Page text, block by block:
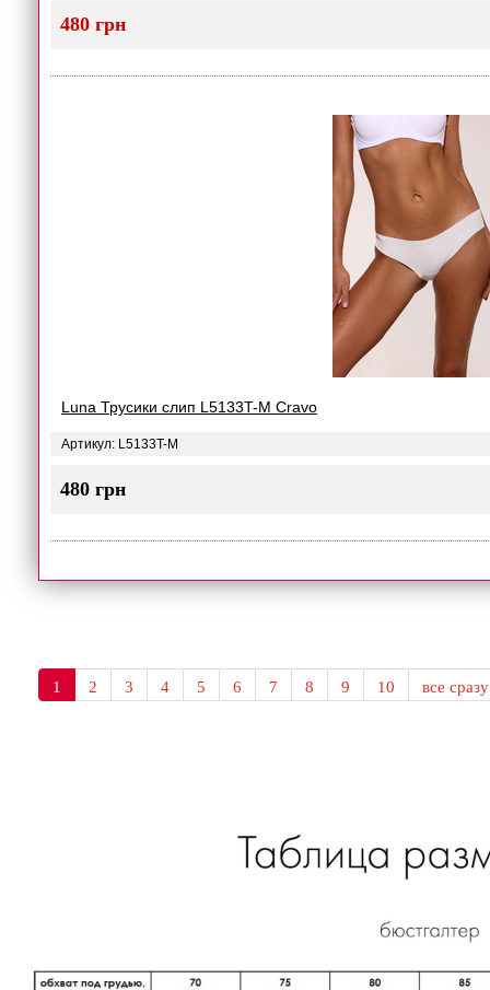
480 грн
Luna Трусики слип L5133T-M Cravo
Артикул: L5133T-M
480 грн
1 2 3 4 5 6 7 8 9 10 все сразу